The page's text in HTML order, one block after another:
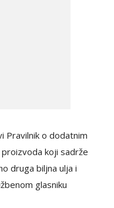
Pravilnik o dodatnim
koji sadrže
druga biljna ulja i
glasniku